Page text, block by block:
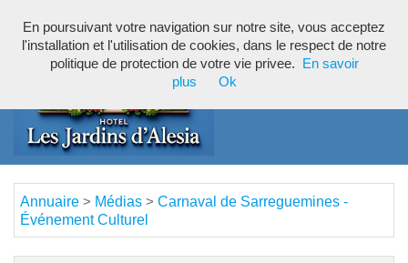
Annuaire > Médias > Carnaval de Sarreguemines -
Événement Culturel
En poursuivant votre navigation sur notre site, vous acceptez
l'installation et l'utilisation de cookies, dans le respect de notre
politique de protection de votre vie privee.
En savoir
plus
Ok